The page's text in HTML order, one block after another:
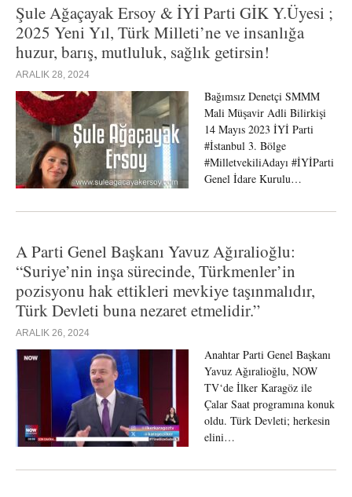
Şule Ağaçayak Ersoy & İYİ Parti GİK Y.Üyesi ;
2025 Yeni Yıl, Türk Milleti’ne ve insanlığa
huzur, barış, mutluluk, sağlık getirsin!
ARALIK 28, 2024
Bağımsız Denetçi SMMM
Mali Müşavir Adli Bilirkişi
14 Mayıs 2023 İYİ Parti
#İstanbul 3. Bölge
#MilletvekiliAdayı #İYİParti
Genel İdare Kurulu…
A Parti Genel Başkanı Yavuz Ağıralioğlu:
“Suriye’nin inşa sürecinde, Türkmenler’in
pozisyonu hak ettikleri mevkiye taşınmalıdır,
Türk Devleti buna nezaret etmelidir.”
ARALIK 26, 2024
Anahtar Parti Genel Başkanı
Yavuz Ağıralioğlu, NOW
TV‘de İlker Karagöz ile
Çalar Saat programına konuk
oldu. Türk Devleti; herkesin
elini…